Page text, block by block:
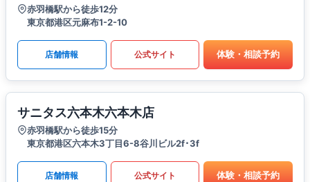
赤羽橋駅から徒歩12分
東京都港区元麻布1-2-10
店舗情報 公式サイト 体験・相談予約
サニタス六本木六本木店
赤羽橋駅から徒歩15分
東京都港区六本木3丁目6-8谷川ビル2f･3f
店舗情報 公式サイト 体験・相談予約